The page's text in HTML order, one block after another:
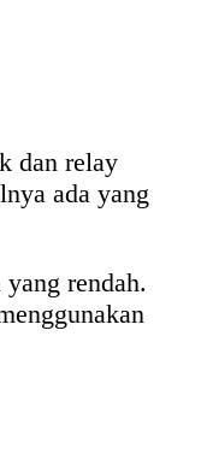
dan relay
ada yang
rendah.